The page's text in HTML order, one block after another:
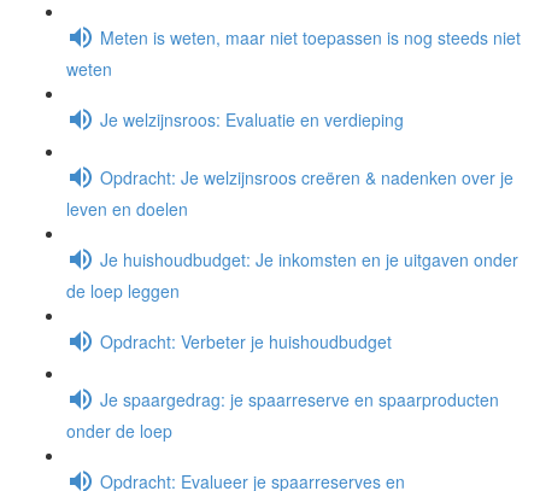
Meten is weten, maar niet toepassen is nog steeds niet
weten
Je welzijnsroos: Evaluatie en verdieping
Opdracht: Je welzijnsroos creëren & nadenken over je
leven en doelen
Je huishoudbudget: Je inkomsten en je uitgaven onder
de loep leggen
Opdracht: Verbeter je huishoudbudget
Je spaargedrag: je spaarreserve en spaarproducten
onder de loep
Opdracht: Evalueer je spaarreserves en